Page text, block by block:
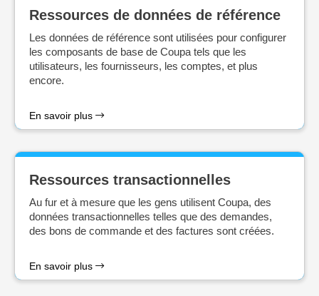
Ressources de données de référence
Les données de référence sont utilisées pour configurer
les composants de base de Coupa tels que les
utilisateurs, les fournisseurs, les comptes, et plus
encore.
En savoir plus
Ressources transactionnelles
Au fur et à mesure que les gens utilisent Coupa, des
données transactionnelles telles que des demandes,
des bons de commande et des factures sont créées.
En savoir plus